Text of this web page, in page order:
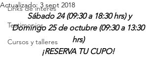
Links de interés
Testimonios
Cursos y talleres
Actualizado: 3 sept 2018
Sábado 24 (09:30 a 18:30 hrs) y
Domingo 25 de octubre (09:30 a 13:30
hrs)
¡RESERVA TU CUPO!